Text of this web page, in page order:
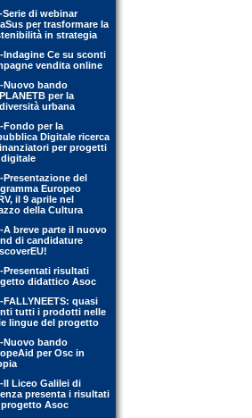
Serie di webinar
per trasformare la
in strategia
Indagine Ce su sconti
vendita online
Nuovo bando
per la
urbana
Fondo per la
Digitale ricerca
per progetti
Presentazione del
Europeo
il 9 aprile nel
della Cultura
A breve parte il nuovo
di candidature
Presentati risultati
didattico Asoc
FALLYNEETS: quasi
tutti i prodotti nelle
lingue del progetto
Nuovo bando
per Osc in
Il Liceo Galilei di
presenta i risultati
Asoc